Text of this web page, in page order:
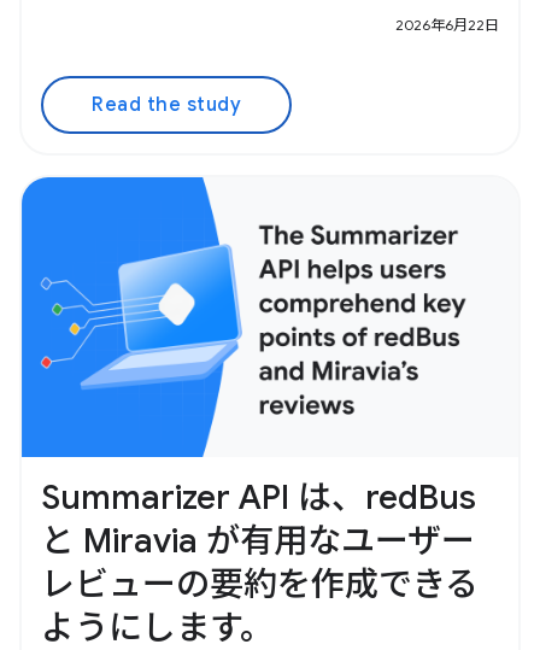
2026年6月22日
Read the study
Summarizer API は、redBus
と Miravia が有用なユーザー
レビューの要約を作成できる
ようにします。